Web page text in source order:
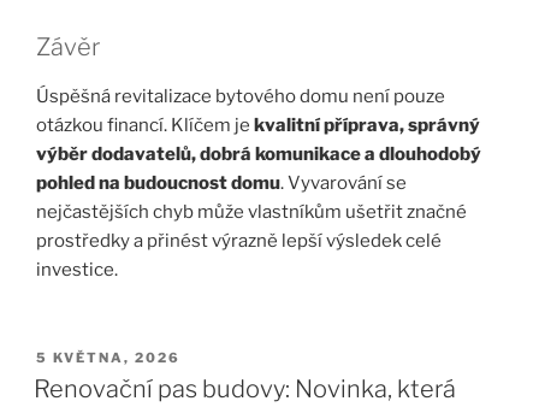
Závěr
Úspěšná revitalizace bytového domu není pouze
otázkou financí. Klíčem je kvalitní příprava, správný
výběr dodavatelů, dobrá komunikace a dlouhodobý
pohled na budoucnost domu. Vyvarování se
nejčastějších chyb může vlastníkům ušetřit značné
prostředky a přinést výrazně lepší výsledek celé
investice.
PUBLIKOVÁNO
5 KVĚTNA, 2026
Renovační pas budovy: Novinka, která